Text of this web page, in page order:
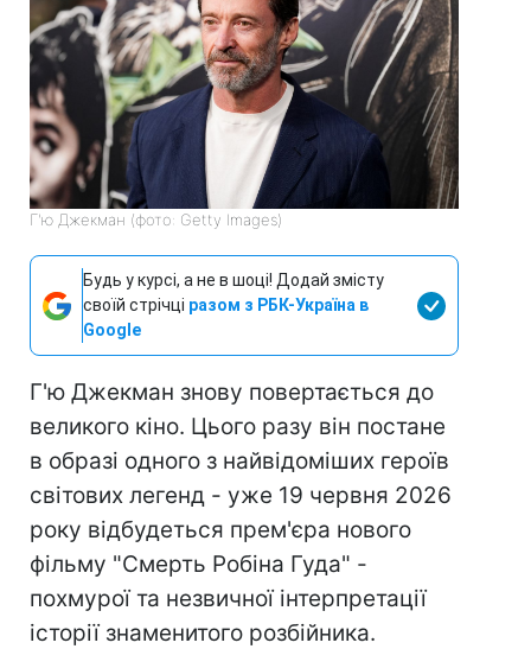
Г'ю Джекман (фото: Getty Images)
Будь у курсі, а не в шоці! Додай змісту
своїй стрічці разом з РБК-Україна в
Google
Г'ю Джекман знову повертається до
великого кіно. Цього разу він постане
в образі одного з найвідоміших героїв
світових легенд - уже 19 червня 2026
року відбудеться прем'єра нового
фільму "Смерть Робіна Гуда" -
похмурої та незвичної інтерпретації
історії знаменитого розбійника.